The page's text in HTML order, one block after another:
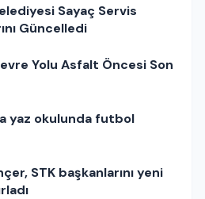
Sayaç Servis
Güncelledi
Yolu Asfalt Öncesi Son
yaz okulunda futbol
STK başkanlarını yeni